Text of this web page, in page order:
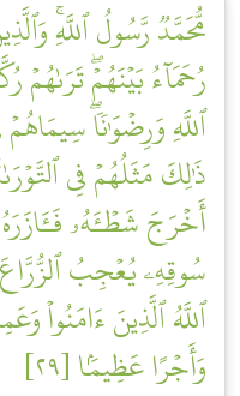
مُّحَمَّدٞ رَّسُولُ ٱللَّهِۚ
رُحَمَآءُ بَيۡنَهُمۡۖ
ٱللَّهِ وَرِضۡوَٰنٗاۖ
ذَٰلِكَ مَثَلُهُمۡ فِي
أَخۡرَجَ شَطۡـَٔهُۥ
سُوقِهِۦ يُعۡجِبُ
ٱللَّهُ ٱلَّذِينَ
وَأَجۡرًا عَظِيمَۢا [٢٩]